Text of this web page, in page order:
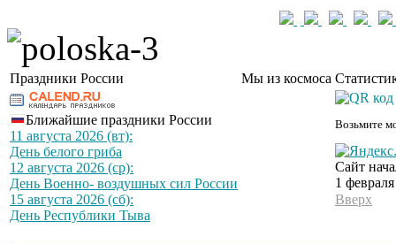
Праздники России Мы из космоса
Ближайшие праздники России
11 августа 2026 (вт):
День белого гриба
12 августа 2026 (ср):
День Военно- воздушных сил России
15 августа 2026 (сб):
День Республики Тыва
Возьмите
Сайт
1
Вверх